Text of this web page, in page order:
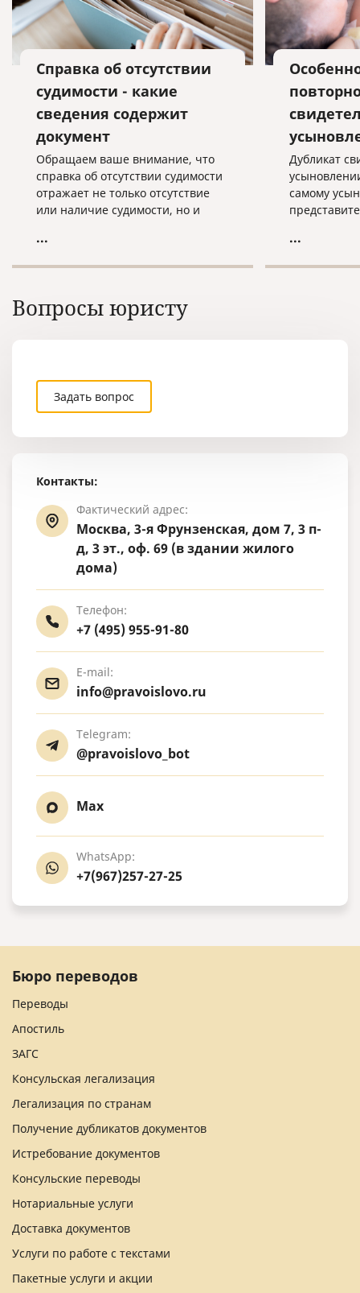
Контакты:
Фактический адрес:
Москва, 3-я Фрунзенская, дом 7, 3 п-
д, 3 эт., оф. 69 (в здании жилого
дома)
Телефон:
+7 (495) 955-91-80
E-mail:
info@pravoislovo.ru
Telegram:
@pravoislovo_bot
Max
WhatsApp:
+7(967)257-27-25
Справка об отсутствии
судимости - какие
сведения содержит
документ
Обращаем ваше внимание, что
справка об отсутствии судимости
отражает не только отсутствие
или наличие судимости, но и
преследования и прекращения
...
Дубликат
самому
дубликата
...
Вопросы юристу
Задать вопрос
Бюро переводов
Переводы
Апостиль
ЗАГС
Консульская легализация
Легализация по странам
Получение дубликатов документов
Истребование документов
Консульские переводы
Нотариальные услуги
Доставка документов
Услуги по работе с текстами
Пакетные услуги и акции